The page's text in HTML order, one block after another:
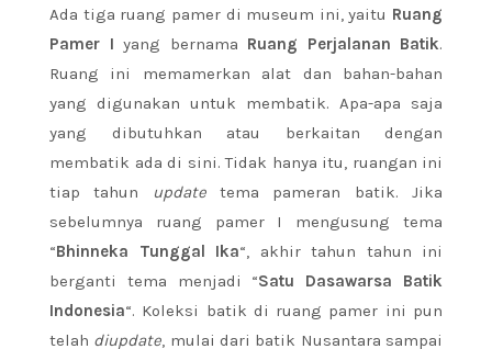
Ada tiga ruang pamer di museum ini, yaitu Ruang
Pamer I yang bernama Ruang Perjalanan Batik.
Ruang ini memamerkan alat dan bahan-bahan
yang digunakan untuk membatik. Apa-apa saja
yang dibutuhkan atau berkaitan dengan
membatik ada di sini. Tidak hanya itu, ruangan ini
tiap tahun
updatetema pameran batik. Jika
sebelumnya ruang pamer I mengusung tema
“Bhinneka Tunggal Ika“, akhir tahun tahun ini
berganti tema menjadi “Satu Dasawarsa Batik
Indonesia“. Koleksi batik di ruang pamer ini pun
telah diupdate, mulai dari batik Nusantara sampai